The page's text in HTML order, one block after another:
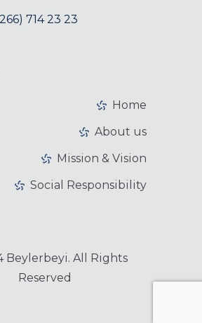
714 23 23
Home
About us
Mission & Vision
Social Responsibility
Beylerbeyi. All Rights
Reserved